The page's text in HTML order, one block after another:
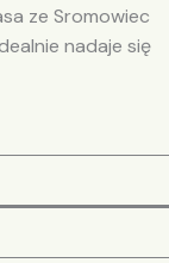
ze Sromowiec
nadaje się